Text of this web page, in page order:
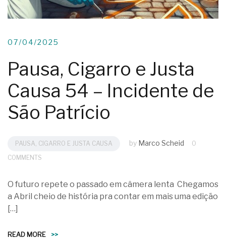
07/04/2025
Pausa, Cigarro e Justa
Causa 54 – Incidente de
São Patrício
PAUSA, CIGARRO E JUSTA CAUSA by Marco Scheid
0
COMMENTS
O futuro repete o passado em câmera lenta Chegamos
a Abril cheio de história pra contar em mais uma edição
[…]
READ MORE >>